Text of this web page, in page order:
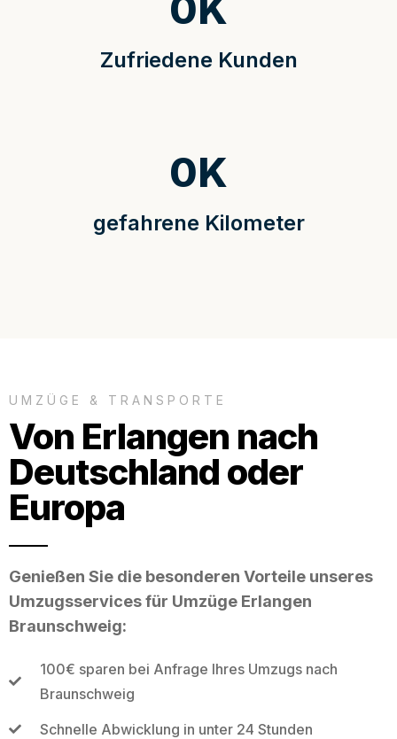
Zufriedene Kunden
gefahrene Kilometer
0K
UMZÜGE & TRANSPORTE
Von Erlangen nach
Deutschland oder
Europa
Genießen Sie die besonderen Vorteile unseres
Umzugsservices für Umzüge Erlangen
Braunschweig:
100€ sparen bei Anfrage Ihres Umzugs nach
Braunschweig
Schnelle Abwicklung in unter 24 Stunden